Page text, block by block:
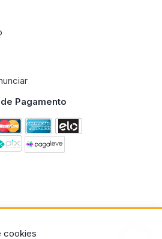
cookies
Pagamento